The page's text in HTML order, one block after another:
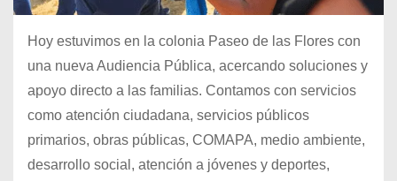
Hoy estuvimos en la colonia Paseo de las Flores con
una nueva Audiencia Pública, acercando soluciones y
apoyo directo a las familias. Contamos con servicios
como atención ciudadana, servicios públicos
primarios, obras públicas, COMAPA, medio ambiente,
desarrollo social, atención a jóvenes y deportes,